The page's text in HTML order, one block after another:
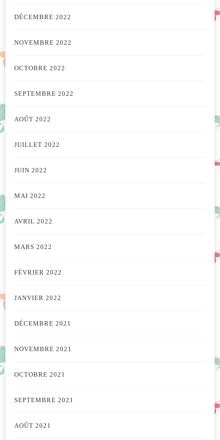
DÉCEMBRE 2022
NOVEMBRE 2022
OCTOBRE 2022
SEPTEMBRE 2022
AOÛT 2022
JUILLET 2022
JUIN 2022
MAI 2022
AVRIL 2022
MARS 2022
FÉVRIER 2022
JANVIER 2022
DÉCEMBRE 2021
NOVEMBRE 2021
OCTOBRE 2021
SEPTEMBRE 2021
AOÛT 2021